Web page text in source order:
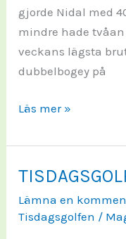
gjorde Nidal med
mindre hade
veckans lägsta
dubbelbogey på
TISDAGSGOLFEN
11:
Läs mer »
Lämna en
Tisdagsgolfen /